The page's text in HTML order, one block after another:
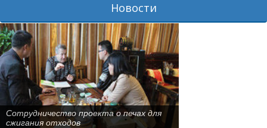
Новости
146 тонн огнеупорых кирпичей
экспортировалися в Кыргызстан